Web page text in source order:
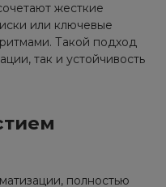
жесткие
или ключевые
Такой подход
так и устойчивость
полностью